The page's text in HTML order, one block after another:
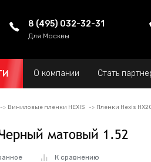
8 (495) 032-32-31
Для Москвы
О компании Стать
Виниловые пленки HEXIS Пленки Hexis
матовый 1.52
К сравнению